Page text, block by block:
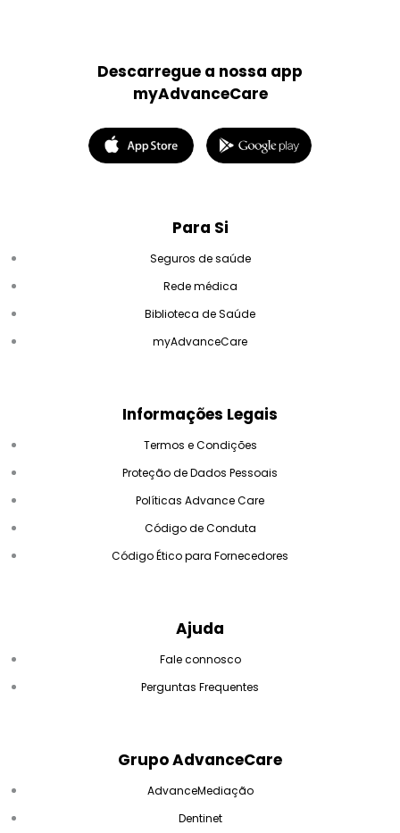
Para Si
Seguros de saúde
Rede médica
Biblioteca de Saúde
myAdvanceCare
Informações Legais
Termos e Condições
Proteção de Dados Pessoais
Políticas Advance Care
Código de Conduta
Código Ético para Fornecedores
Ajuda
Fale connosco
Perguntas Frequentes
Grupo AdvanceCare
AdvanceMediação
Dentinet
Descarregue a nossa app
myAdvanceCare